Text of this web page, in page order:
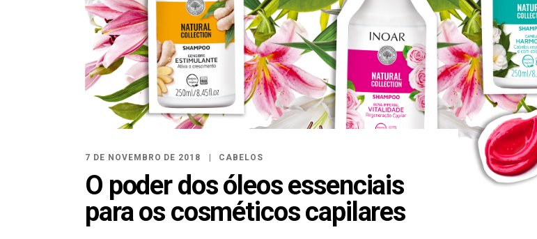
7 DE NOVEMBRO DE 2018 CABELOS
O poder dos óleos essenciais
para os cosméticos capilares